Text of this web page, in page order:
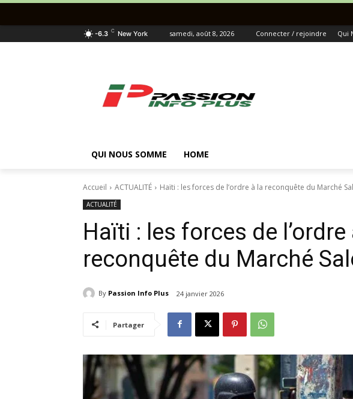
-6.3 C New York samedi, août 8, 2026 Connecter / rejoindre Qui
QUI NOUS SOMME HOME
Accueil ACTUALITÉ Haïti : les forces de l’ordre à la reconquête du Marché
ACTUALITÉ
Haïti : les forces de l’ordre
reconquête du Marché
By Passion Info Plus 24 janvier 2026
Partager